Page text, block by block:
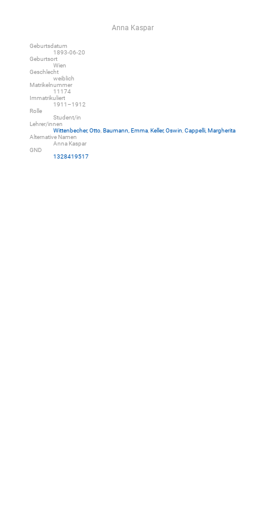
Anna Kaspar
Geburtsdatum
1893-06-20
Geburtsort
Wien
Geschlecht
weiblich
Matrikelnummer
11174
Immatrikuliert
1911–1912
Rolle
Student/in
Lehrer/innen
Wittenbecher, Otto Baumann, Emma Keller, Oswin Cappelli, Margherita
Alternative Namen
Anna Kaspar
GND
1328419517